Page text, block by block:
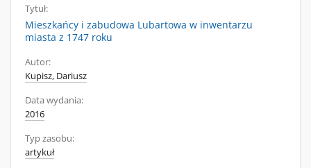
Tytuł:
Mieszkańcy i zabudowa Lubartowa w inwentarzu
miasta z 1747 roku
Autor:
Kupisz, Dariusz
Data wydania:
2016
Typ zasobu:
artykuł